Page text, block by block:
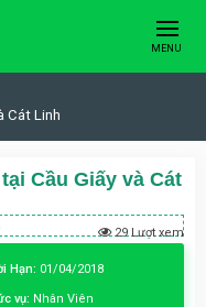
MENU
Cát Linh
Cầu Giấy và Cát
29 Lượt xem
Hạn: 01/04/2018
vụ: Nhân Viên